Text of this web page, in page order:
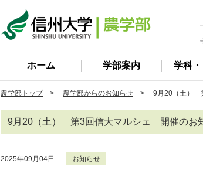
ホーム 学部案内 学科
農学部トップ> 農学部からのお知らせ > 9月20（土） 第
9月20（土） 第3回信大マルシェ 開催のお
2025年09月04日 お知らせ